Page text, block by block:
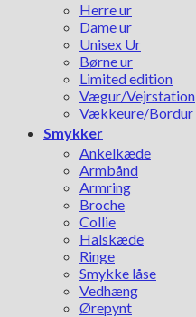
Herre ur
Dame ur
Unisex Ur
Børne ur
Limited edition
Vægur/Vejrstation
Vækkeure/Bordur
Smykker
Ankelkæde
Armbånd
Armring
Broche
Collie
Halskæde
Ringe
Smykke låse
Vedhæng
Ørepynt